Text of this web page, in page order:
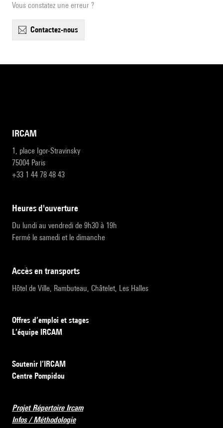
Vous constatez une erreur ?
contactez-nous
IRCAM
1, place Igor-Stravinsky
75004 Paris
+33 1 44 78 48 43
heures d'ouverture
Du lundi au vendredi de 9h30 à 19h
Fermé le samedi et le dimanche
accès en transports
Hôtel de Ville, Rambuteau, Châtelet, Les Halles
Offres d’emploi et stages
L’équipe IRCAM
Soutenir l’IRCAM
Centre Pompidou
Projet Répertoire Ircam
Infos / Méthodologie